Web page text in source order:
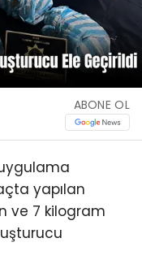
ABONE OL
yapılan
ve 7 kilogram